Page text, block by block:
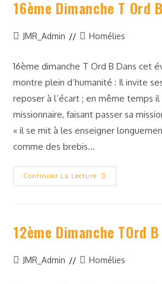
16ème Dimanche T Ord B
JMR_Admin Homélies
16ème dimanche T Ord B Dans cet
montre plein d’humanité : Il invite
reposer à l’écart ; en même temps
missionnaire, faisant passer sa
« il se mit à les enseigner
comme des brebis…
Continuer La Lecture
12ème Dimanche TOrd B
JMR_Admin Homélies